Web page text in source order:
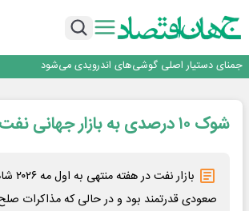
ایران، شریک راهبردی اتحادیه اقتصادی اوراسیا در مسیر
جمنای دستیار اصلی گوشی‌های اندرویدی می‌شود
برگزاری آیین نکوداشت فعالان مواکب مرز شلمچه توسط
ایران، شریک راهبردی اتحادیه اقتصادی اوراسیا در مسیر
منطقه‌ای
شوک ۱۰ درصدی به بازار جهانی نفت
بازار
صعودی قدرتمند بود و در حالی که مذاکرات